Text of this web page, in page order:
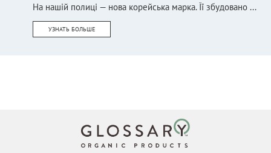
На нашій полиці — нова корейська марка. Її збудовано ...
УЗНАТЬ БОЛЬШЕ